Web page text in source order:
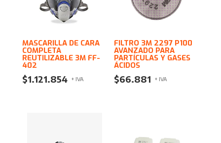
MASCARILLA DE CARA
COMPLETA
REUTILIZABLE 3M FF-
402
$1.121.854 + IVA
FILTRO 3M 2297 P100
AVANZADO PARA
PARTÍCULAS Y GASES
ÁCIDOS
$66.881 + IVA